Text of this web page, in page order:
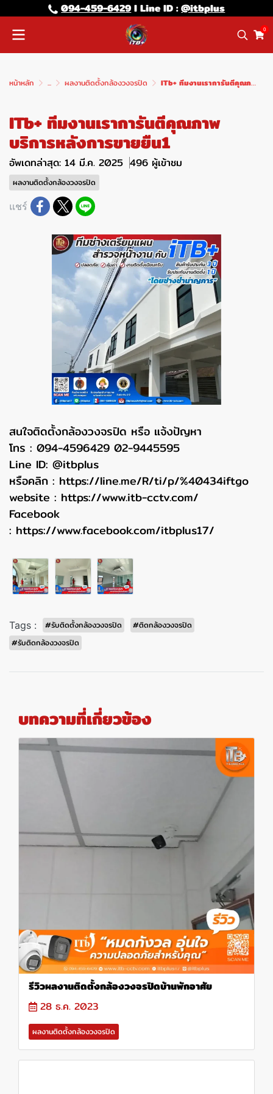
094-459-6429l Line lD :@itbplus
0
หน้าหลัก ... ผลงานติดตั้งกล้องวงจรปิด ITb+ ทีมงานเราการันตีคุณภาพ บริการหลังการขายยืน1
ITb+ ทีมงานเราการันตีคุณภาพ
บริการหลังการขายยืน1
อัพเดทล่าสุด: 14 มี.ค. 2025 496 ผู้เข้าชม
ผลงานติดตั้งกล้องวงจรปิด
แชร์
สนใจติดตั้งกล้องวงจรปิด หรือ แจ้งปัญหา
โทร : 094-4596429 02-9445595
Line ID: @itbplus
หรือคลิก : https://line.me/R/ti/p/%40434iftgo
website : https://www.itb-cctv.com/
Facebook
: https://www.facebook.com/itbplus17/
Tags : #รับติดตั้งกล้องวงจรปิด
#ติดกล้องวงจรปิด
#รับติดกล้องวงจรปิด
บทความที่เกี่ยวข้อง
รีวิวผลงานติดตั้งกล้องวงจรปิดบ้านพักอาศัย
28 ธ.ค. 2023
ผลงานติดตั้งกล้องวงจรปิด